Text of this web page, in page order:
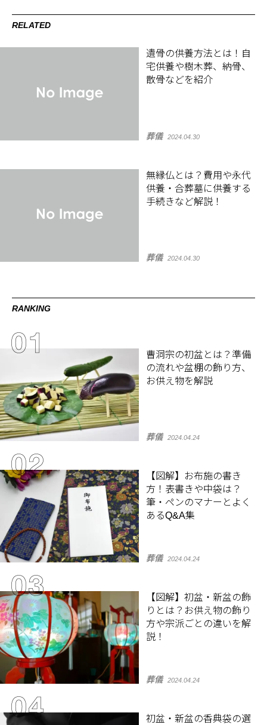
RELATED
遺骨の供養方法とは！自
宅供養や樹木葬、納骨、
散骨などを紹介
葬儀 2024.04.30
無縁仏とは？費用や永代
供養・合葬墓に供養する
手続きなど解説！
葬儀 2024.04.30
RANKING
曹洞宗の初盆とは？準備
の流れや盆棚の飾り方、
お供え物を解説
葬儀 2024.04.24
【図解】お布施の書き
方！表書きや中袋は？
筆・ペンのマナーとよく
あるQ&A集
葬儀 2024.04.24
【図解】初盆・新盆の飾
りとは？お供え物の飾り
方や宗派ごとの違いを解
説！
葬儀 2024.04.24
初盆・新盆の香典袋の選